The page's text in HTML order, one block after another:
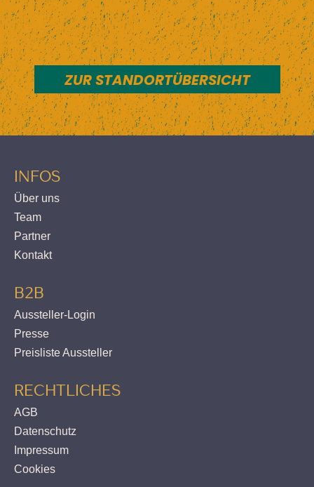
ZUR STANDORTÜBERSICHT
INFOS
Über uns
Team
Partner
Kontakt
B2B
Aussteller-Login
Presse
Preisliste Aussteller
RECHTLICHES
AGB
Datenschutz
Impressum
Cookies